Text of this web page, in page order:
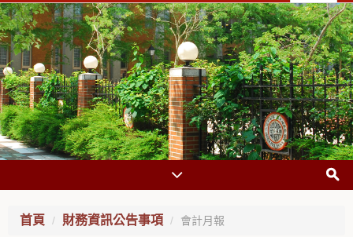
首頁 財務資訊公告事項 會計月報